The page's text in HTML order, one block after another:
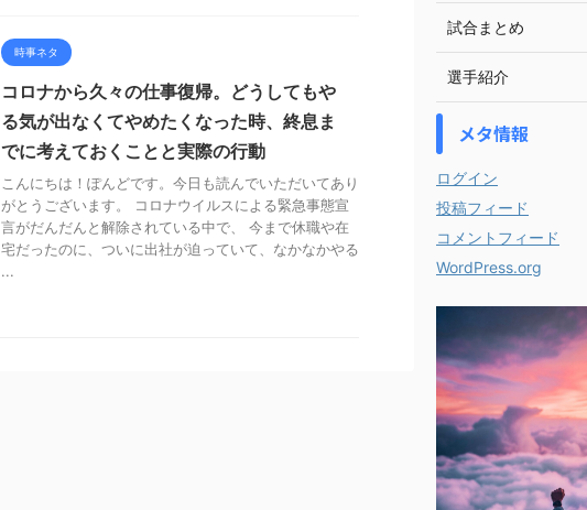
時事ネタ
コロナから久々の仕事復帰。どうしてもや
る気が出なくてやめたくなった時、終息ま
でに考えておくことと実際の行動
こんにちは！ぽんどです。今日も読んでいただいてあり
がとうございます。 コロナウイルスによる緊急事態宣
言がだんだんと解除されている中で、 今まで休職や在
宅だったのに、ついに出社が迫っていて、なかなかやる
...
試合まとめ
選手紹介
メタ情報
ログイン
投稿フィード
コメントフィード
WordPress.org